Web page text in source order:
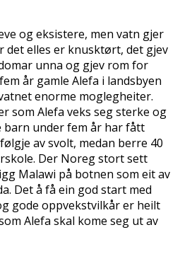
og eksistere, men vatn gjer
det elles er knusktørt, det gjev
unna og gjev rom for
år gamle Alefa i landsbyen
enorme moglegheiter.
som Alefa veks seg sterke og
barn under fem år har fått
av svolt, medan berre 40
Der Noreg stort sett
Malawi på botnen som eit av
Det å få ein god start med
gode oppvekstvilkår er heilt
Alefa skal kome seg ut av